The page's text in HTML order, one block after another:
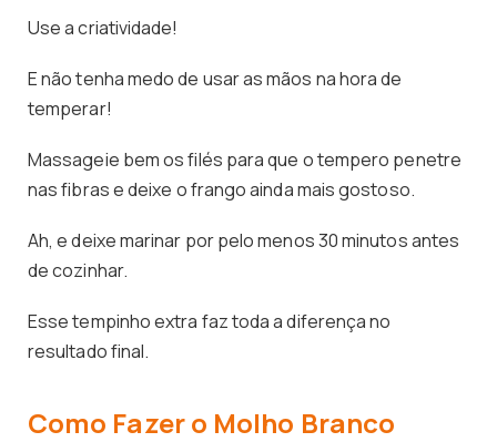
Use a criatividade!
E não tenha medo de usar as mãos na hora de
temperar!
Massageie bem os filés para que o tempero penetre
nas fibras e deixe o frango ainda mais gostoso.
Ah, e deixe marinar por pelo menos 30 minutos antes
de cozinhar.
Esse tempinho extra faz toda a diferença no
resultado final.
Como Fazer o Molho Branco